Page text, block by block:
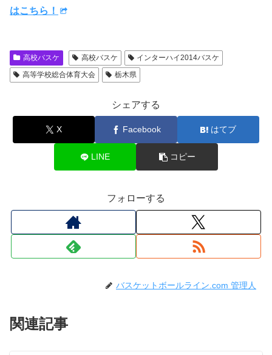
はこちら！
高校バスケ 高校バスケ
インターハイ2014バスケ
高等学校総合体育大会
栃木県
シェアする
X Facebook はてブ
LINE コピー
フォローする
バスケットボールライン.com 管理人
関連記事